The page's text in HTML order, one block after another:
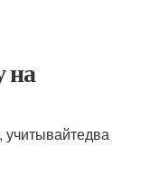
на
учитывайтедва